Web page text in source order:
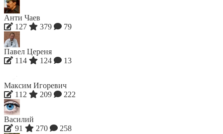
Анти Чаев
127
379 79
Павел Цереня
114
124 13
Максим Игоревич
112
209 222
Василий
91
270 258